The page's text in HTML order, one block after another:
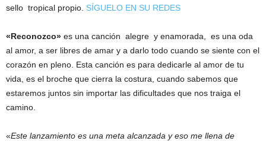
sello tropical propio. SÍGUELO EN SU REDES
«Reconozco» es una canción alegre y enamorada, es una oda
al amor, a ser libres de amar y a darlo todo cuando se siente con el
corazón en pleno. Esta canción es para dedicarle al amor de tu
vida, es el broche que cierra la costura, cuando sabemos que
estaremos juntos sin importar las dificultades que nos traiga el
camino.
«Este lanzamiento es una meta alcanzada y eso me llena de